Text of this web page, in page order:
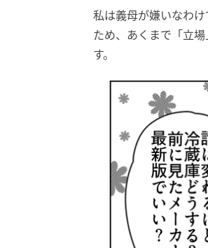
私は義母が嫌いなわ
ため、あくまで「立
す。